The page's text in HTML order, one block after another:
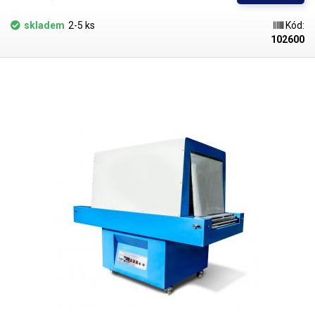
který se skládá z řetězů po stranách a z otáčejících se kovových
válečků, které jsou navíc potažený silikonem. Pás projíždí
horkovzdušným tunelem vybaveným konvekčním ohřevem realizovým 4
distribuováno velkým ventilátorem pomocí bočních průduchů po
tunelu je velice snadné, zařízení se zapíná pomocí třífázového jističe na
panelu. K ovládání jednotlivých prvků slouží klasické vypínače a to
konkrétně pro pás, ohřev a proudění vzduchu. K nastavení teploty slouží
řídící jednotka s dvěmi segmentovými displeji - cílová a aktuální
Rychlost dopravníku lze regulovat pomocí potenciometru
. Rychlost dopravníku musí být v optimální rovnováze s
nastavenou teplotou s ohledem na smršťovaný materiál, aby došlo k
dokonalému smrštění fólie. Tunel pojme objekty s maximální velikostí
Maximální velikost produktu, jehož obal lze smrštit v tunelu
. Délka je libovolná. Pro sváření teplem
smrštitelných fólií (PVC, PP, PE, LDPE a POF) doporučujeme použít úhlové
skladem 2-5 ks
Kód:
102600